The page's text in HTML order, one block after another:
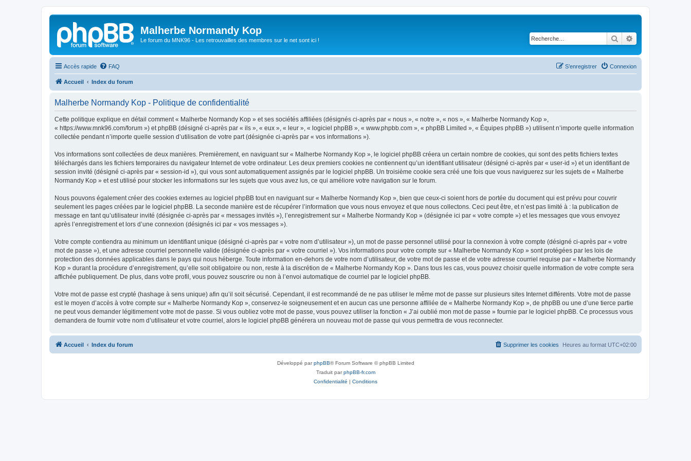
Malherbe Normandy Kop
Le forum du MNK96 - Les retrouvailles des membres sur le net sont ici ! Rechercher
Accès rapide FAQ Connexion
S’enregistrer
Accueil Index du forum
Malherbe Normandy Kop - Politique de confidentialité
Cette politique explique en détail comment « Malherbe Normandy Kop » et ses sociétés affiliées (désignés ci-après par « nous », « notre », « nos », « Malherbe Normandy Kop »,
« https://www.mnk96.com/forum ») et phpBB (désigné ci-après par « ils », « eux », « leur », « logiciel phpBB », « www.phpbb.com », « phpBB Limited », « Équipes phpBB ») utilisent n’importe quelle information
collectée pendant n’importe quelle session d’utilisation de votre part (désignée ci-après par « vos informations »).
Vos informations sont collectées de deux manières. Premièrement, en naviguant sur « Malherbe Normandy Kop », le logiciel phpBB créera un certain nombre de cookies, qui sont des petits fichiers textes
téléchargés dans les fichiers temporaires du navigateur Internet de votre ordinateur. Les deux premiers cookies ne contiennent qu’un identifiant utilisateur (désigné ci-après par « user-id ») et un identifiant de
session invité (désigné ci-après par « session-id »), qui vous sont automatiquement assignés par le logiciel phpBB. Un troisième cookie sera créé une fois que vous naviguerez sur les sujets de « Malherbe
Normandy Kop » et est utilisé pour stocker les informations sur les sujets que vous avez lus, ce qui améliore votre navigation sur le forum.
Nous pouvons également créer des cookies externes au logiciel phpBB tout en naviguant sur « Malherbe Normandy Kop », bien que ceux-ci soient hors de portée du document qui est prévu pour couvrir
seulement les pages créées par le logiciel phpBB. La seconde manière est de récupérer l’information que vous nous envoyez et que nous collectons. Ceci peut être, et n’est pas limité à : la publication de
message en tant qu’utilisateur invité (désignée ci-après par « messages invités »), l’enregistrement sur « Malherbe Normandy Kop » (désignée ici par « votre compte ») et les messages que vous envoyez
après l’enregistrement et lors d’une connexion (désignés ici par « vos messages »).
Votre compte contiendra au minimum un identifiant unique (désigné ci-après par « votre nom d’utilisateur »), un mot de passe personnel utilisé pour la connexion à votre compte (désigné ci-après par « votre
mot de passe »), et une adresse courriel personnelle valide (désignée ci-après par « votre courriel »). Vos informations pour votre compte sur « Malherbe Normandy Kop » sont protégées par les lois de
protection des données applicables dans le pays qui nous héberge. Toute information en-dehors de votre nom d’utilisateur, de votre mot de passe et de votre adresse courriel requise par « Malherbe Normandy
Kop » durant la procédure d’enregistrement, qu’elle soit obligatoire ou non, reste à la discrétion de « Malherbe Normandy Kop ». Dans tous les cas, vous pouvez choisir quelle information de votre compte sera
affichée publiquement. De plus, dans votre profil, vous pouvez souscrire ou non à l’envoi automatique de courriel par le logiciel phpBB.
Votre mot de passe est crypté (hashage à sens unique) afin qu’il soit sécurisé. Cependant, il est recommandé de ne pas utiliser le même mot de passe sur plusieurs sites Internet différents. Votre mot de passe
est le moyen d’accès à votre compte sur « Malherbe Normandy Kop », conservez-le soigneusement et en aucun cas une personne affiliée de « Malherbe Normandy Kop », de phpBB ou une d’une tierce partie
ne peut vous demander légitimement votre mot de passe. Si vous oubliez votre mot de passe, vous pouvez utiliser la fonction « J’ai oublié mon mot de passe » fournie par le logiciel phpBB. Ce processus vous
demandera de fournir votre nom d’utilisateur et votre courriel, alors le logiciel phpBB générera un nouveau mot de passe qui vous permettra de vous reconnecter.
Accueil Index du forum Heures au format UTC+02:00
Supprimer les cookies
Développé parphpBB® Forum Software © phpBB Limited
Traduit parphpBB-fr.com
Confidentialité | Conditions